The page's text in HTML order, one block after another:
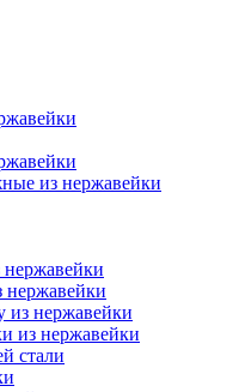
из нержавейки
нержавейки
нержавейки
из нержавейки
стали